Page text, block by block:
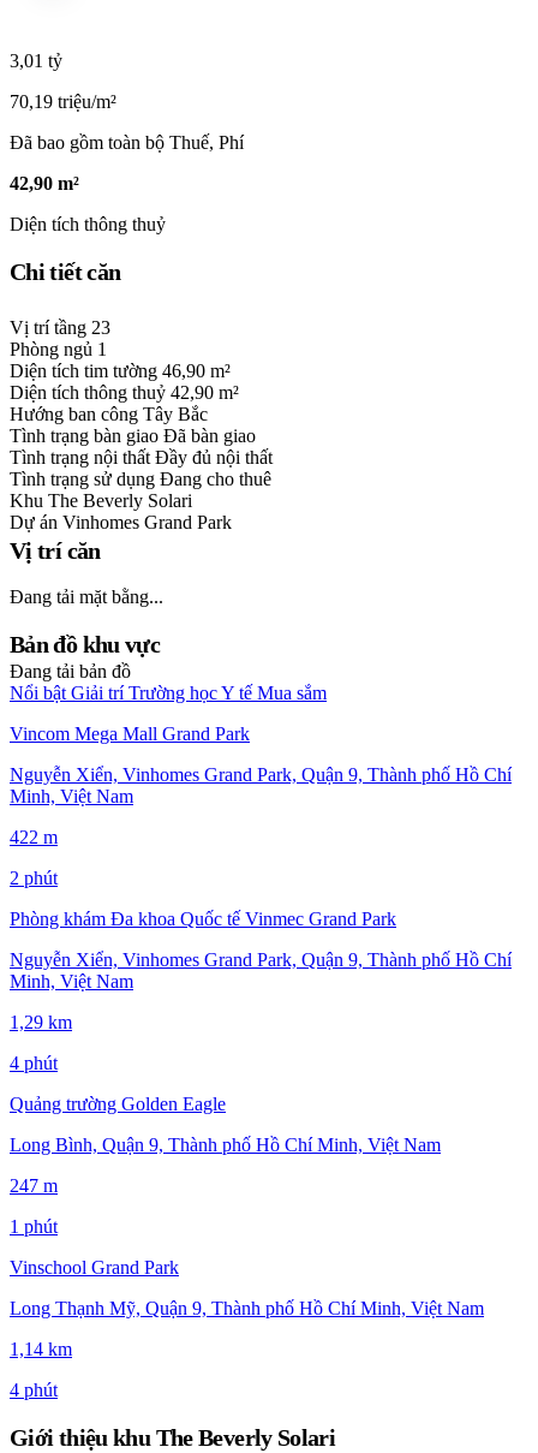
3,01 tỷ
70,19 triệu/m²
Đã bao gồm toàn bộ Thuế, Phí
42,90 m²
Diện tích thông thuỷ
Chi tiết căn
Vị trí tầng 23
Phòng ngủ 1
Diện tích tim tường 46,90 m²
Diện tích thông thuỷ 42,90 m²
Hướng ban công Tây Bắc
Tình trạng bàn giao Đã bàn giao
Tình trạng nội thất Đầy đủ nội thất
Tình trạng sử dụng Đang cho thuê
Khu The Beverly Solari
Dự án Vinhomes Grand Park
Vị trí căn
Đang tải mặt bằng...
Bản đồ khu vực
Đang tải bản đồ
Nổi bật Giải trí Trường họcY tế Mua sắm
Vincom Mega Mall Grand Park
Nguyễn Xiển, Vinhomes Grand Park, Quận 9, Thành phố Hồ Chí
Minh, Việt Nam
422 m
2 phút
Phòng khám Đa khoa Quốc tế Vinmec Grand Park
Nguyễn Xiển, Vinhomes Grand Park, Quận 9, Thành phố Hồ Chí
Minh, Việt Nam
1,29 km
4 phút
Quảng trường Golden Eagle
Long Bình, Quận 9, Thành phố Hồ Chí Minh, Việt Nam
247 m
1 phút
Vinschool Grand Park
Long Thạnh Mỹ, Quận 9, Thành phố Hồ Chí Minh, Việt Nam
1,14 km
4 phút
Giới thiệu khu The Beverly Solari